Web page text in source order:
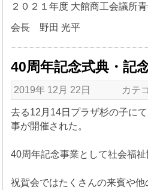
２０２１年度 大館商工会議所
会長 野田 光平
40周年記念式典・記
2019年 12月 22日 カテゴ
去る12月14日プラザ杉の子に
事が開催された。
40周年記念事業として社会福
祝賀会ではたくさんの来賓や